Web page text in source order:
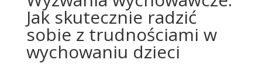
Jak skutecznie radzić
sobie z trudnościami w
wychowaniu dzieci